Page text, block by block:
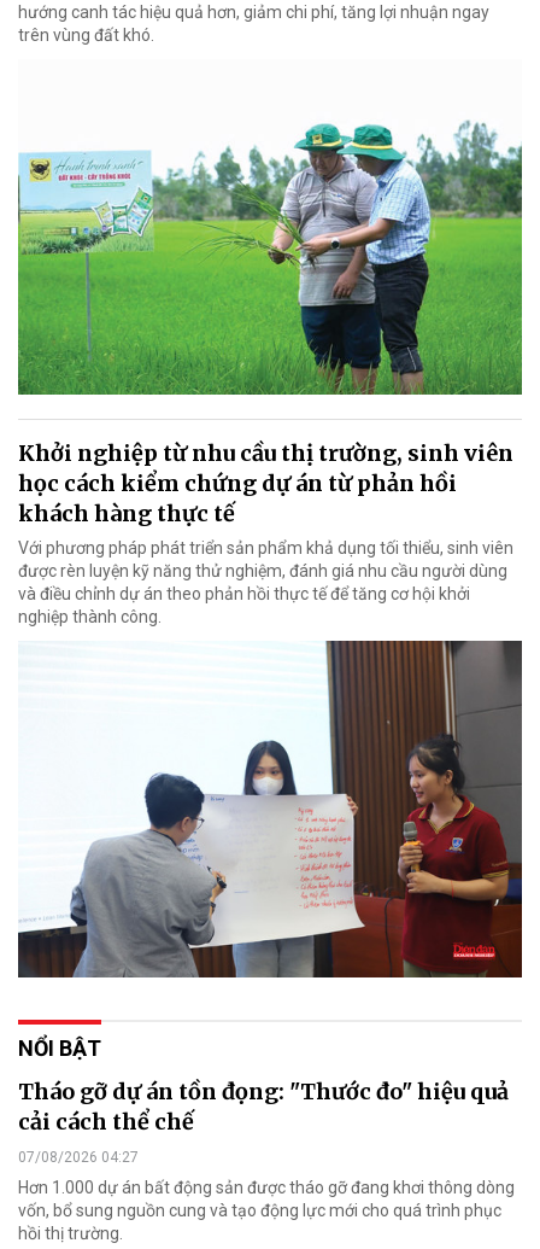
hướng canh tác hiệu quả hơn, giảm chi phí, tăng lợi nhuận ngay
trên vùng đất khó.
Khởi nghiệp từ nhu cầu thị trường, sinh viên
học cách kiểm chứng dự án từ phản hồi
khách hàng thực tế
Với phương pháp phát triển sản phẩm khả dụng tối thiểu, sinh viên
được rèn luyện kỹ năng thử nghiệm, đánh giá nhu cầu người dùng
và điều chỉnh dự án theo phản hồi thực tế để tăng cơ hội khởi
nghiệp thành công.
NỔI BẬT
Tháo gỡ dự án tồn đọng: "Thước đo" hiệu quả
cải cách thể chế
07/08/2026 04:27
Hơn 1.000 dự án bất động sản được tháo gỡ đang khơi thông dòng
vốn, bổ sung nguồn cung và tạo động lực mới cho quá trình phục
hồi thị trường.